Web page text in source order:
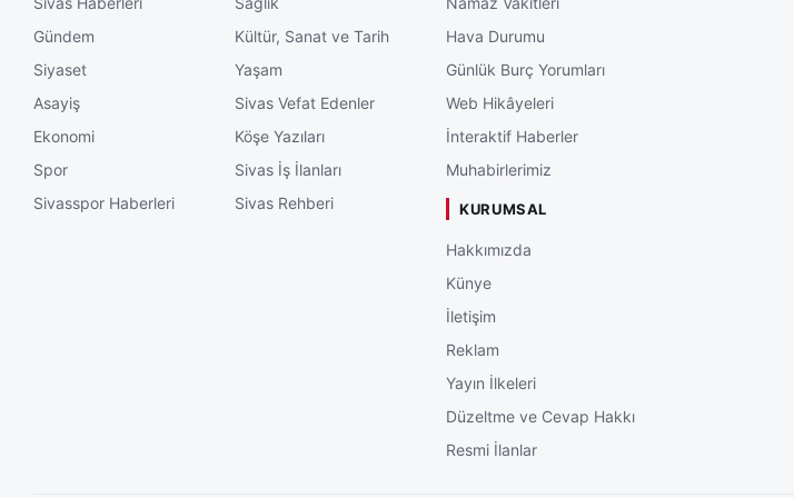
Gündem
Siyaset
Asayiş
Ekonomi
Spor
Sivasspor Haberleri
Kültür, Sanat ve Tarih
Yaşam
Sivas Vefat Edenler
Köşe Yazıları
Sivas İş İlanları
Sivas Rehberi
Hava Durumu
Günlük Burç Yorumları
Web Hikâyeleri
İnteraktif Haberler
Muhabirlerimiz
KURUMSAL
Hakkımızda
Künye
İletişim
Reklam
Yayın İlkeleri
Düzeltme ve Cevap Hakkı
Resmi İlanlar